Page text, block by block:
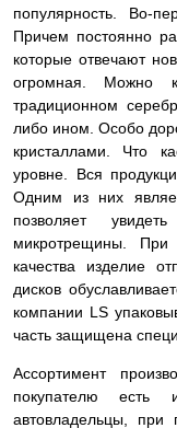
популярность. Во-
Причем постоянно
которые отвечают
огромная. Можно
традиционном
либо ином. Особо
кристаллами. Что
уровне. Вся
Одним из них
позволяет
микротрещины. При
качества изделие
дисков
компании LS
часть защищена
Ассортимент
покупателю есть
автовладельцы, при